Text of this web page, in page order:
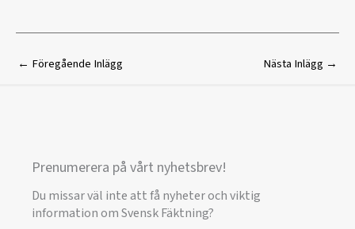
← Föregående Inlägg Nästa Inlägg →
Prenumerera på vårt nyhetsbrev!
Du missar väl inte att få nyheter och viktig
information om Svensk Fäktning?